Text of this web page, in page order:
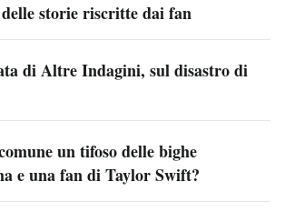
storie riscritte dai fan
di Altre Indagini, sul disastro di
un tifoso delle bighe
e una fan di Taylor Swift?